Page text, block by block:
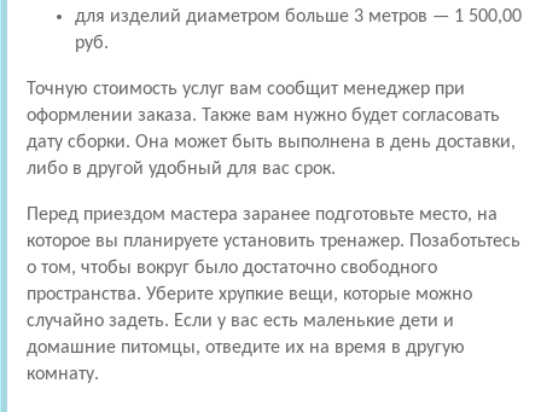
для изделий диаметром больше 3 метров — 1 500,00
руб.
Точную стоимость услуг вам сообщит менеджер при
оформлении заказа. Также вам нужно будет согласовать
дату сборки. Она может быть выполнена в день доставки,
либо в другой удобный для вас срок.
Перед приездом мастера заранее подготовьте место, на
которое вы планируете установить тренажер. Позаботьтесь
о том, чтобы вокруг было достаточно свободного
пространства. Уберите хрупкие вещи, которые можно
случайно задеть. Если у вас есть маленькие дети и
домашние питомцы, отведите их на время в другую
комнату.